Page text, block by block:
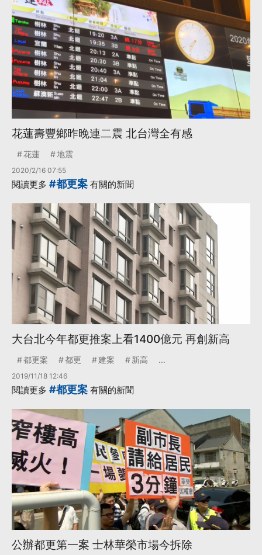
花蓮壽豐鄉昨晚連二震 北台灣全有感
花蓮 地震
2020/2/16 07:55
閱讀更多 #都更案 有關的新聞
大台北今年都更推案上看1400億元 再創新高
都更案 都更 建案 新高 ...
2019/11/18 12:46
閱讀更多 #都更案 有關的新聞
公辦都更第一案 士林華榮市場今拆除